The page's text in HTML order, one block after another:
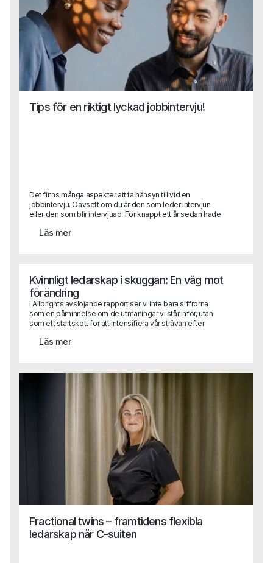
Tips för en riktigt lyckad jobbintervju!
Det finns många aspekter att ta hänsyn till vid en
jobbintervju. Oavsett om du är den som leder intervjun
eller den som blir intervjuad. För knappt ett år sedan hade
digitalt. Men det gör vi. Och aspekterna att ta hänsyn till har
Läs mer
Kvinnligt ledarskap i skuggan: En väg mot
förändring
I Allbrights avslöjande rapport ser vi inte bara siffrorna
som en påminnelse om de utmaningar vi står inför, utan
som ett startskott för att intensifiera vår strävan efter
att omsätta rapportens insikter i praktisk handling.
Läs mer
Fractional twins – framtidens flexibla
ledarskap når C-suiten